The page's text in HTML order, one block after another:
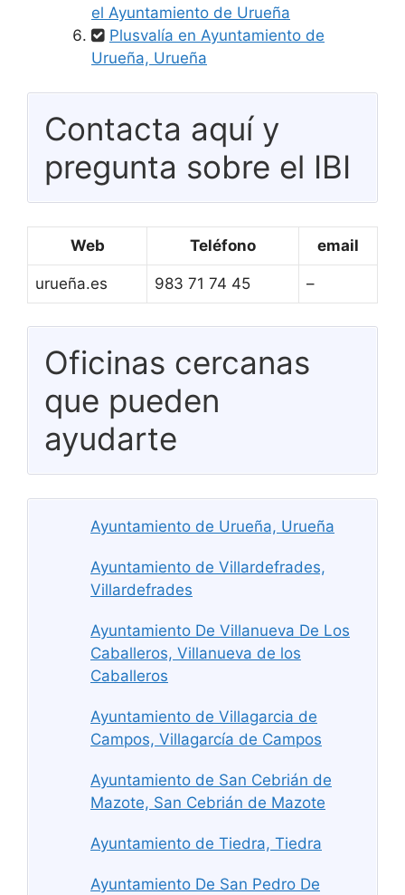
el Ayuntamiento de Urueña
Plusvalía en Ayuntamiento de
Urueña, Urueña
Contacta aquí y
pregunta sobre el IBI
Web Teléfono email
urueña.es 983 71 74 45 –
Oficinas cercanas
que pueden
ayudarte
Ayuntamiento de Urueña, Urueña
Ayuntamiento de Villardefrades,
Villardefrades
Ayuntamiento De Villanueva De Los
Caballeros, Villanueva de los
Caballeros
Ayuntamiento de Villagarcia de
Campos, Villagarcía de Campos
Ayuntamiento de San Cebrián de
Mazote, San Cebrián de Mazote
Ayuntamiento de Tiedra, Tiedra
Ayuntamiento De San Pedro De